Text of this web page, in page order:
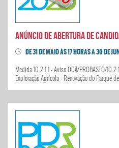
DE 31 DE MAIO ÀS 17 HORAS A 30 DE JUNHO,
Medida 10.2.1.1 - Aviso 004/PROBASTO/
Exploração Agrícola - Renovação do Parque